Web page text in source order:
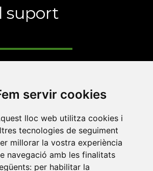
servir cookies
lloc web utilitza cookies i
tecnologies de seguiment
millorar la vostra experiència
navegació amb les finalitats
per habilitar la
suport